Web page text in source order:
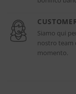
Siamo qui
nostro team
momento.